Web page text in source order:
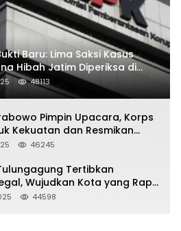
Baru: Lima Saksi Kasus
Hibah Jatim Diperiksa di
48113
Pimpin Upacara, Korps
Kekuatan dan Resmikan
46245
Tertibkan
Wujudkan Kota yang Rapi
44598